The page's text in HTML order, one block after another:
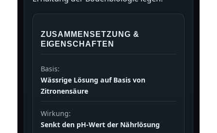
ZUSAMMENSETZUNG &
EIGENSCHAFTEN
Basis:
Wässrige Lösung auf Basis von
Zitronensäure
Wirkung:
Senkt den pH-Wert der Nährlösung